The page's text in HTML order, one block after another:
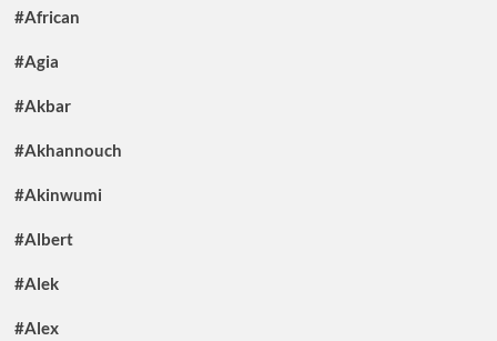
#African
#Agia
#Akbar
#Akhannouch
#Akinwumi
#Albert
#Alek
#Alex